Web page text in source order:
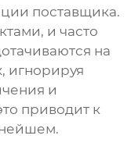
поставщика.
и часто
на
игнорируя
и
приводит к